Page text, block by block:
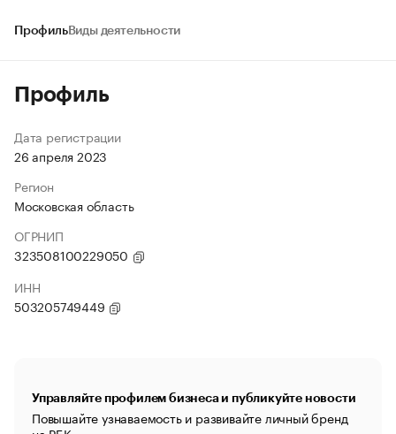
ПрофильВиды деятельности
Профиль
Дата регистрации
26 апреля 2023
Регион
Московская область
ОГРНИП
323508100229050
ИНН
503205749449
Управляйте профилем бизнеса и публикуйте новости
Повышайте узнаваемость и развивайте личный бренд